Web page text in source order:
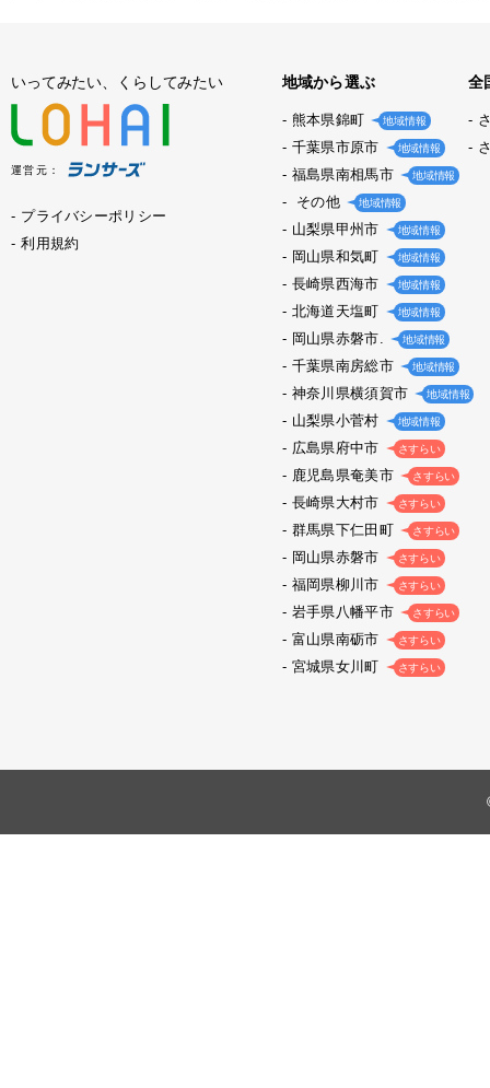
いってみたい、くらしてみたい
運営元：
プライバシーポリシー
利用規約
地域から選ぶ
熊本県錦町 地域情報
千葉県市原市 地域情報
福島県南相馬市 地域情報
その他 地域情報
山梨県甲州市 地域情報
岡山県和気町 地域情報
長崎県西海市 地域情報
北海道天塩町 地域情報
岡山県赤磐市. 地域情報
千葉県南房総市 地域情報
神奈川県横須賀市 地域情報
山梨県小菅村 地域情報
広島県府中市 さすらい
鹿児島県奄美市 さすらい
長崎県大村市 さすらい
群馬県下仁田町 さすらい
岡山県赤磐市 さすらい
福岡県柳川市 さすらい
岩手県八幡平市 さすらい
富山県南砺市 さすらい
宮城県女川町 さすらい
全